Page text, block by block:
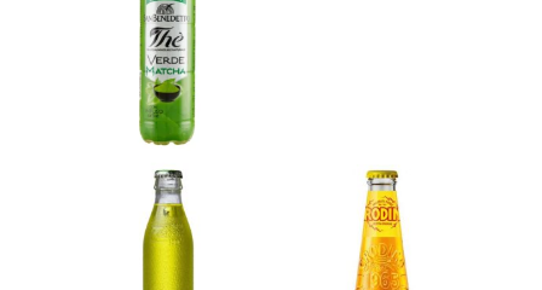
Avete bisogno di una consegna urgente?
Frisiamodena vi servirà entro le 24 ore!